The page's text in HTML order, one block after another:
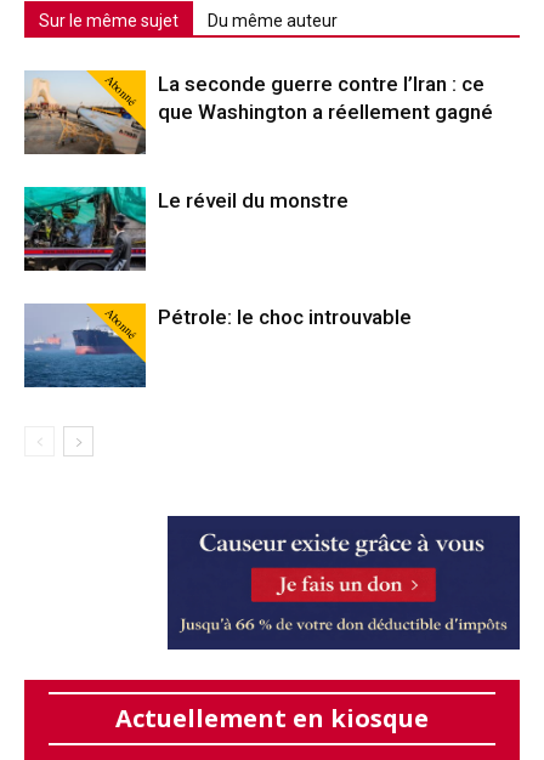
Sur le même sujet Du même auteur
Abonné
La seconde guerre contre l’Iran : ce
que Washington a réellement gagné
Le réveil du monstre
Abonné Pétrole: le choc introuvable
Actuellement en kiosque